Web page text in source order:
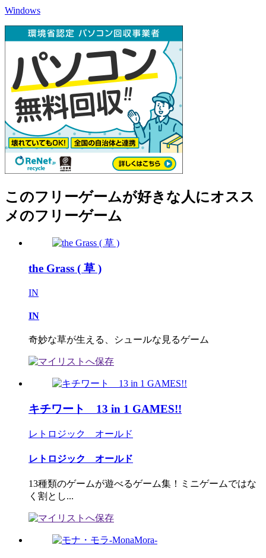
Windows
このフリーゲームが好きな人にオスス
メのフリーゲーム
the Grass ( 草 )
IN
IN
奇妙な草が生える、シュールな見るゲーム
キチワート 13 in 1 GAMES!!
レトロジック オールド
レトロジック オールド
13種類のゲームが遊べるゲーム集！ミニゲームではな
く割とし...